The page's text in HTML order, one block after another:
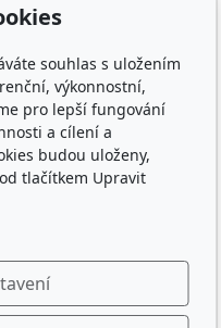
souhlas s uložením
výkonnostní,
pro lepší fungování
a cílení a
budou uloženy,
tlačítkem Upravit